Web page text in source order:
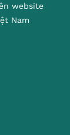
website
Nam